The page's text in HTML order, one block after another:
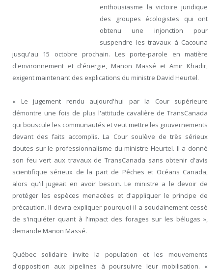
enthousiasme la victoire juridique
des groupes écologistes qui ont
obtenu une injonction pour
suspendre les travaux à Cacouna
jusqu'au 15 octobre prochain. Les porte-parole en matière
d'environnement et d'énergie, Manon Massé et Amir Khadir,
exigent maintenant des explications du ministre David Heurtel.
« Le jugement rendu aujourd'hui par la Cour supérieure
démontre une fois de plus l'attitude cavalière de TransCanada
qui bouscule les communautés et veut mettre les gouvernements
devant des faits accomplis. La Cour soulève de très sérieux
doutes sur le professionnalisme du ministre Heurtel. Il a donné
son feu vert aux travaux de TransCanada sans obtenir d'avis
scientifique sérieux de la part de Pêches et Océans Canada,
alors qu'il jugeait en avoir besoin. Le ministre a le devoir de
protéger les espèces menacées et d'appliquer le principe de
précaution. Il devra expliquer pourquoi il a soudainement cessé
de s'inquiéter quant à l'impact des forages sur les bélugas »,
demande Manon Massé.
Québec solidaire invite la population et les mouvements
d'opposition aux pipelines à poursuivre leur mobilisation. «